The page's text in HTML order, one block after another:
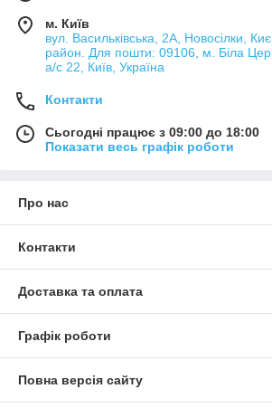
м. Київ
вул. Васильківська, 2А, Новосілки,
район. Для пошти: 09106, м. Біла
а/с 22, Київ, Україна
Контакти
Сьогодні працює з 09:00 до 18:00
Показати весь графік роботи
Про нас
Контакти
Доставка та оплата
Графік роботи
Повна версія сайту